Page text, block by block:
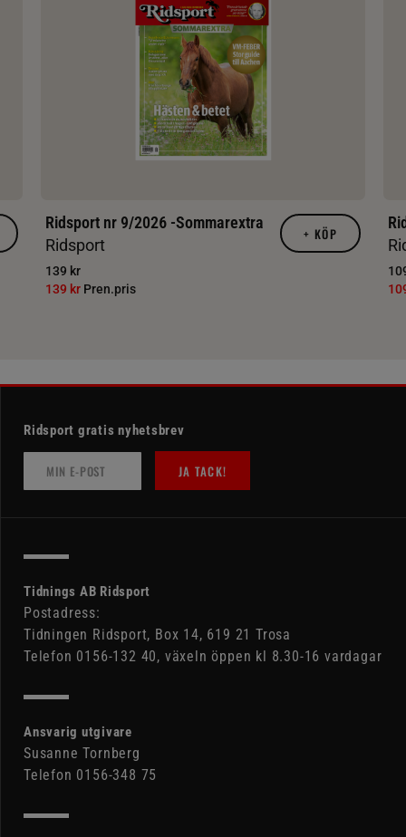
Ridsport nr 9/2026 -Sommarextra
Ridsport
139 kr
139 kr Pren.pris
+ KÖP
Ridsport gratis nyhetsbrev
JA TACK!
Tidnings AB Ridsport
Postadress:
Tidningen Ridsport, Box 14, 619 21 Trosa
Telefon 0156-132 40, växeln öppen kl 8.30-16 vardagar
Ansvarig utgivare
Susanne Tornberg
Telefon 0156-348 75